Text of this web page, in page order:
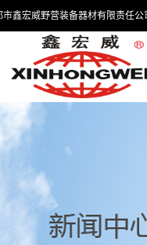
市鑫宏威野营装备器材有限责任公